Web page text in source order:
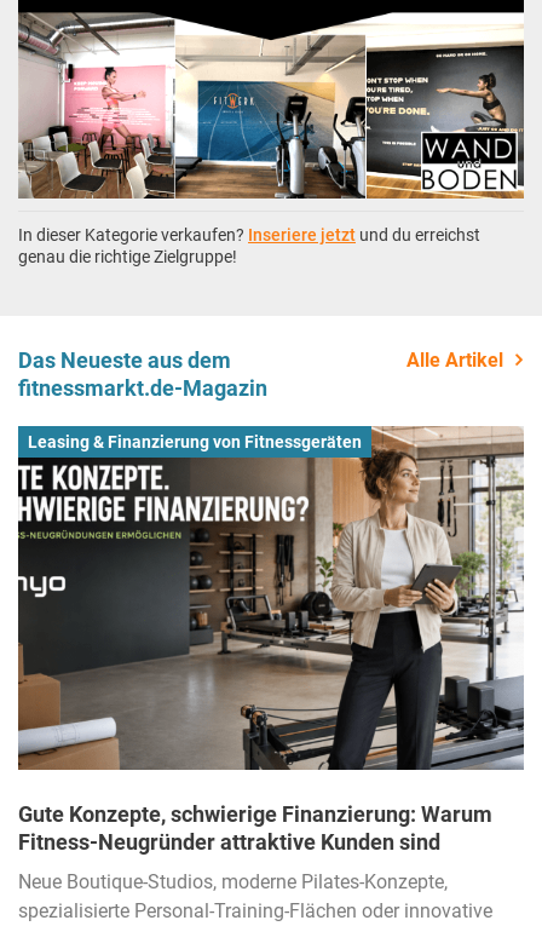
In dieser Kategorie verkaufen? Inseriere jetzt und du erreichst
genau die richtige Zielgruppe!
Das Neueste aus dem
fitnessmarkt.de-Magazin
Alle Artikel
Leasing & Finanzierung von Fitnessgeräten
Gute Konzepte, schwierige Finanzierung: Warum
Fitness-Neugründer attraktive Kunden sind
Neue Boutique-Studios, moderne Pilates-Konzepte,
spezialisierte Personal-Training-Flächen oder innovative